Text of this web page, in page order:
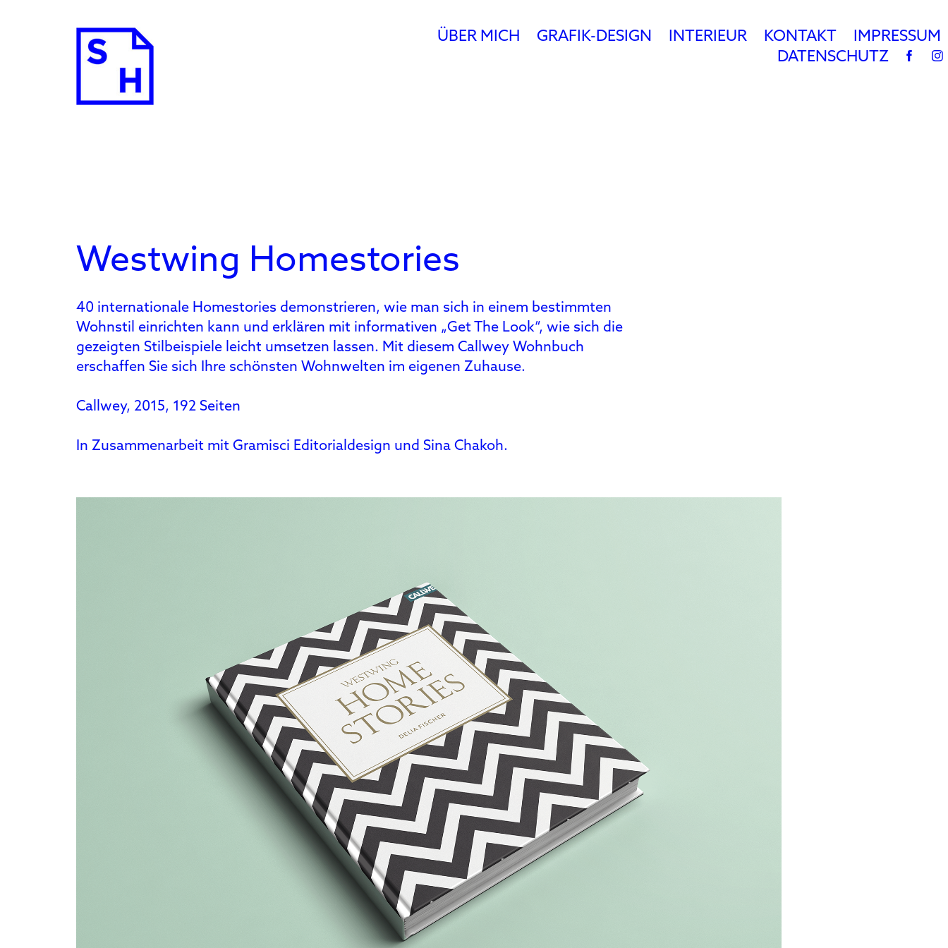
ÜBER MICH GRAFIK-DESIGN INTERIEUR KONTAKT
IMPRESSUM
DATENSCHUTZ
Westwing Homestories
40 internationale Homestories demonstrieren, wie man sich in einem bestimmten
Wohnstil einrichten kann und erklären mit informativen „Get The Look“, wie sich die
gezeigten Stilbeispiele leicht umsetzen lassen. Mit diesem Callwey Wohnbuch
erschaffen Sie sich Ihre schönsten Wohnwelten im eigenen Zuhause.
Callwey, 2015, 192 Seiten
In Zusammenarbeit mit Gramisci Editorialdesign und Sina Chakoh.